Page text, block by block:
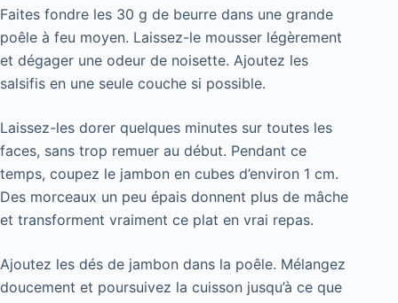
Faites fondre les 30 g de beurre dans une grande
poêle à feu moyen. Laissez-le mousser légèrement
et dégager une odeur de noisette. Ajoutez les
salsifis en une seule couche si possible.
Laissez-les dorer quelques minutes sur toutes les
faces, sans trop remuer au début. Pendant ce
temps, coupez le jambon en cubes d’environ 1 cm.
Des morceaux un peu épais donnent plus de mâche
et transforment vraiment ce plat en vrai repas.
Ajoutez les dés de jambon dans la poêle. Mélangez
doucement et poursuivez la cuisson jusqu’à ce que